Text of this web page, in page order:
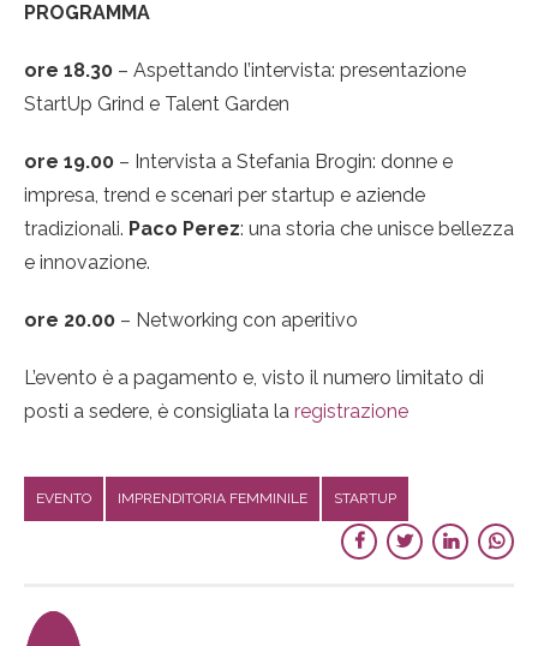
PROGRAMMA
ore 18.30 – Aspettando l’intervista: presentazione
StartUp Grind e Talent Garden
ore 19.00 – Intervista a Stefania Brogin: donne e
impresa, trend e scenari per startup e aziende
tradizionali. Paco Perez: una storia che unisce bellezza
e innovazione.
ore 20.00 – Networking con aperitivo
L’evento è a pagamento e, visto il numero limitato di
posti a sedere, è consigliata la registrazione
EVENTO IMPRENDITORIA FEMMINILE STARTUP